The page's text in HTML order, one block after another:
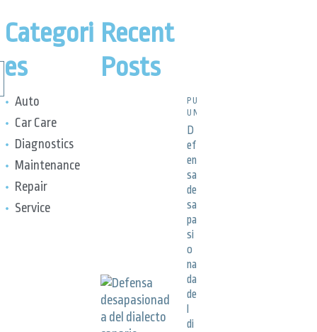
Categori
es
Auto
Car Care
Diagnostics
Maintenance
Repair
Service
Recent
Posts
PUBLICACIONES,
UNCATEGORIZED
D
ef
en
sa
de
sa
pa
si
o
na
da
de
di